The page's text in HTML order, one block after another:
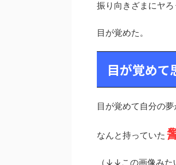
振り向きざまにヤろ
目が覚めた。
目が覚めて
目が覚めて自分の
なんと持っていた
（↓↓この画像みた